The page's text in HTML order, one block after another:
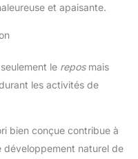
et apaisante.
le reposmais
les activités de
bien conçue contribue à
développement naturel de